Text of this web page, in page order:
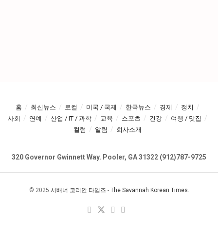
홈 최신뉴스 로컬 미국 / 국제 한국뉴스 경제
정치
사회
연예 산업 / IT / 과학 교육 스포츠 건강
여행 / 맛집
컬럼
알림 회사소개
320 Governor Gwinnett Way. Pooler, GA 31322 (912)787-9725
© 2025 서배너 코리안 타임즈 - The Savannah Korean Times